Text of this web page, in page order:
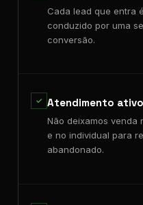
Cada lead que entra
conduzido por uma
conversão.
✓ Atendimento
Não deixamos venda
e no individual para
abandonado.